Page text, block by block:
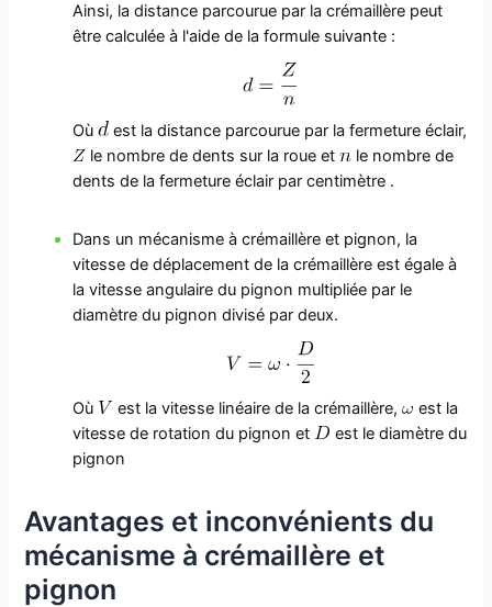
Ainsi, la distance parcourue par la crémaillère peut
être calculée à l'aide de la formule suivante :
Où
est la distance parcourue par la fermeture éclair,
le nombre de dents sur la roue et
le nombre de
dents de la fermeture éclair par centimètre .
Dans un mécanisme à crémaillère et pignon, la
vitesse de déplacement de la crémaillère est égale à
la vitesse angulaire du pignon multipliée par le
diamètre du pignon divisé par deux.
Où est la vitesse linéaire de la crémaillère,
est la
vitesse de rotation du pignon et
est le diamètre du
pignon
Avantages et inconvénients du
mécanisme à crémaillère et
pignon